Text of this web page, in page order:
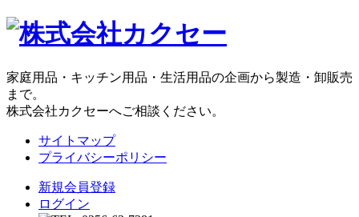
家庭用品・キッチン用品・生活用品の企画から製造・卸販売
まで。
株式会社カクセーへご相談ください。
サイトマップ
プライバシーポリシー
新規会員登録
ログイン